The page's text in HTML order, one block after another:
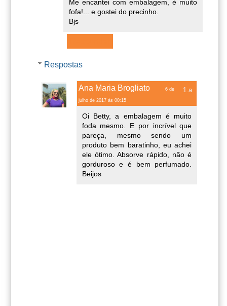
Me encantei com embalagem, é muito
fofa!... e gostei do precinho.
Bjs
Respostas
Ana Maria Brogliato 6 de
julho de 2017 às 00:15
Oi Betty, a embalagem é muito
foda mesmo. E por incrível que
pareça, mesmo sendo um
produto bem baratinho, eu achei
ele ótimo. Absorve rápido, não é
gorduroso e é bem perfumado.
Beijos